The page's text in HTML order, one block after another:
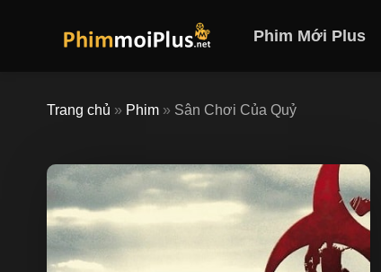
Phim Mới Plus
Trang chủ » Phim » Sân Chơi Của Quỷ